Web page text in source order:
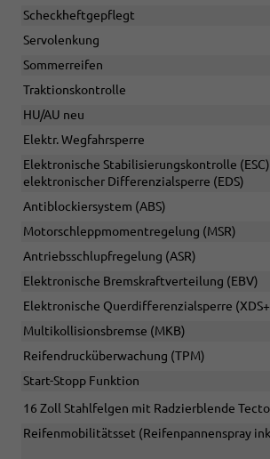
Scheckheftgepflegt
Servolenkung
Sommerreifen
Traktionskontrolle
HU/AU neu
Elektr. Wegfahrsperre
Elektronische Stabilisierungskontrolle
elektronischer Differenzialsperre (EDS)
Antiblockiersystem (ABS)
Motorschleppmomentregelung (MSR)
Antriebsschlupfregelung (ASR)
Elektronische Bremskraftverteilung (EBV)
Elektronische Querdifferenzialsperre
Multikollisionsbremse (MKB)
Reifendrucküberwachung (TPM)
Start-Stopp Funktion
16 Zoll Stahlfelgen mit Radzierblende
Reifenmobilitätsset (Reifenpannenspray